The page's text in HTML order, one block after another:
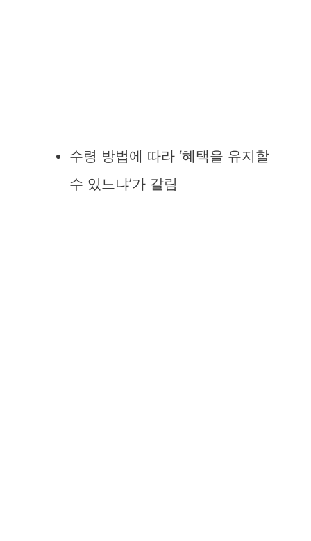
수령 방법에 따라 ‘혜택을 유지할
수 있느냐’가 갈림